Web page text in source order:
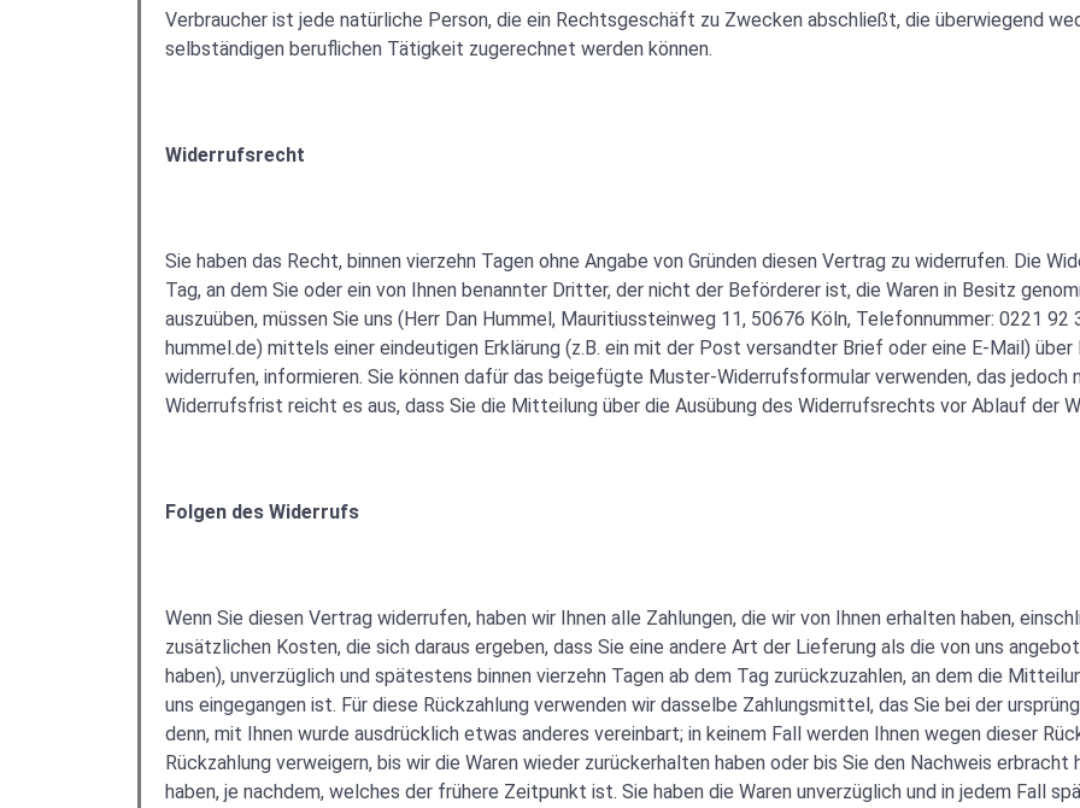
Verbraucher ist jede natürliche Person, die ein Rechtsgeschäft zu Zwecken abschließt, die überwiegend
selbständigen beruflichen Tätigkeit zugerechnet werden können.
Widerrufsrecht
Sie haben das Recht, binnen vierzehn Tagen ohne Angabe von Gründen diesen Vertrag zu widerrufen. Die
Tag, an dem Sie oder ein von Ihnen benannter Dritter, der nicht der Beförderer ist, die Waren in Besitz
auszuüben, müssen Sie uns (Herr Dan Hummel, Mauritiussteinweg 11, 50676 Köln, Telefonnummer: 0221 92
hummel.de) mittels einer eindeutigen Erklärung (z.B. ein mit der Post versandter Brief oder eine E-Mail)
widerrufen, informieren. Sie können dafür das beigefügte Muster-Widerrufsformular verwenden, das jedoch
Widerrufsfrist reicht es aus, dass Sie die Mitteilung über die Ausübung des Widerrufsrechts vor Ablauf der
Folgen des Widerrufs
Wenn Sie diesen Vertrag widerrufen, haben wir Ihnen alle Zahlungen, die wir von Ihnen erhalten haben,
zusätzlichen Kosten, die sich daraus ergeben, dass Sie eine andere Art der Lieferung als die von uns
haben), unverzüglich und spätestens binnen vierzehn Tagen ab dem Tag zurückzuzahlen, an dem die
uns eingegangen ist. Für diese Rückzahlung verwenden wir dasselbe Zahlungsmittel, das Sie bei der
denn, mit Ihnen wurde ausdrücklich etwas anderes vereinbart; in keinem Fall werden Ihnen wegen dieser
Rückzahlung verweigern, bis wir die Waren wieder zurückerhalten haben oder bis Sie den Nachweis erbracht
haben, je nachdem, welches der frühere Zeitpunkt ist. Sie haben die Waren unverzüglich und in jedem Fall